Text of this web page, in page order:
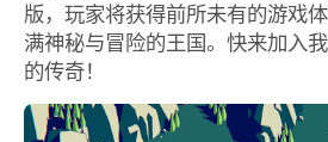
版，玩家将获得前所未有的游戏
满神秘与冒险的王国。快来加入
的传奇！